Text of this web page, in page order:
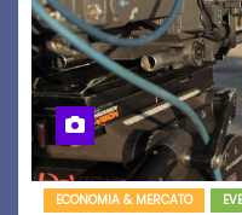
ECONOMIA & MERCATO